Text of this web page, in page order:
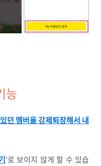
능
던 멤버을 강제퇴장해서 내
'로 보이지 않게 할 수 있습